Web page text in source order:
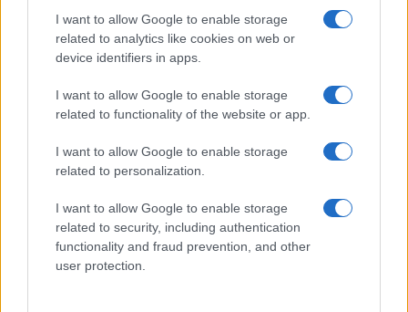
I want to allow Google to enable storage
related to analytics like cookies on web or
device identifiers in apps.
I want to allow Google to enable storage
related to functionality of the website or app.
I want to allow Google to enable storage
related to personalization.
I want to allow Google to enable storage
related to security, including authentication
functionality and fraud prevention, and other
user protection.
MONTALE
SEGUICI ANCHE SU TWITTER
offensive contro
un professore del
Liceo Montale
Successiva
PALOMBARA
SABINA Tragedia
all’ospedale: un
viabilità